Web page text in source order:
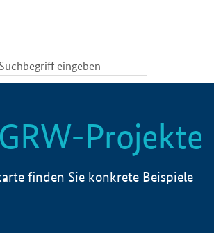
Projekte
finden Sie konkrete Beispiele